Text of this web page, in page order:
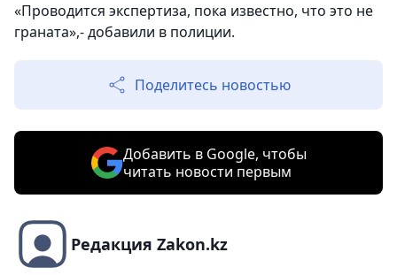
«Проводится экспертиза, пока известно, что это не
граната»,- добавили в полиции.
Поделитесь новостью
Добавить в Google, чтобы
читать новости первым
Редакция Zakon.kz